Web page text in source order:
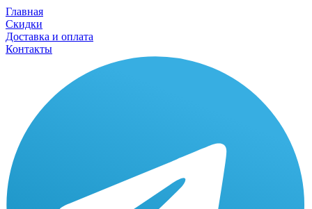
Главная
Скидки
Доставка и оплата
Контакты